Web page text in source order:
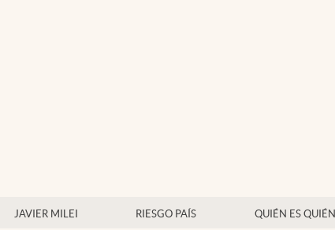
JAVIER MILEI RIESGO PAÍS QUIÉN ES QUIÉN